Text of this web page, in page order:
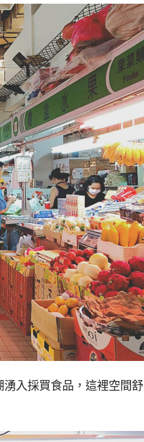
入採買食品，這裡空間舒